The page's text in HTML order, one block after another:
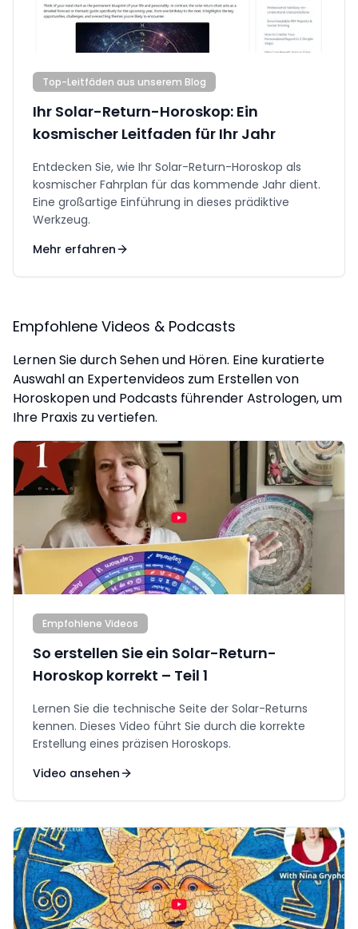
Top-Leitfäden aus unserem Blog
Ihr Solar-Return-Horoskop: Ein
kosmischer Leitfaden für Ihr Jahr
Entdecken Sie, wie Ihr Solar-Return-Horoskop als
kosmischer Fahrplan für das kommende Jahr dient.
Eine großartige Einführung in dieses prädiktive
Werkzeug.
Mehr erfahren
Empfohlene Videos & Podcasts
Lernen Sie durch Sehen und Hören. Eine kuratierte
Auswahl an Expertenvideos zum Erstellen von
Horoskopen und Podcasts führender Astrologen, um
Ihre Praxis zu vertiefen.
Empfohlene Videos
So erstellen Sie ein Solar-Return-
Horoskop korrekt – Teil 1
Lernen Sie die technische Seite der Solar-Returns
kennen. Dieses Video führt Sie durch die korrekte
Erstellung eines präzisen Horoskops.
Video ansehen